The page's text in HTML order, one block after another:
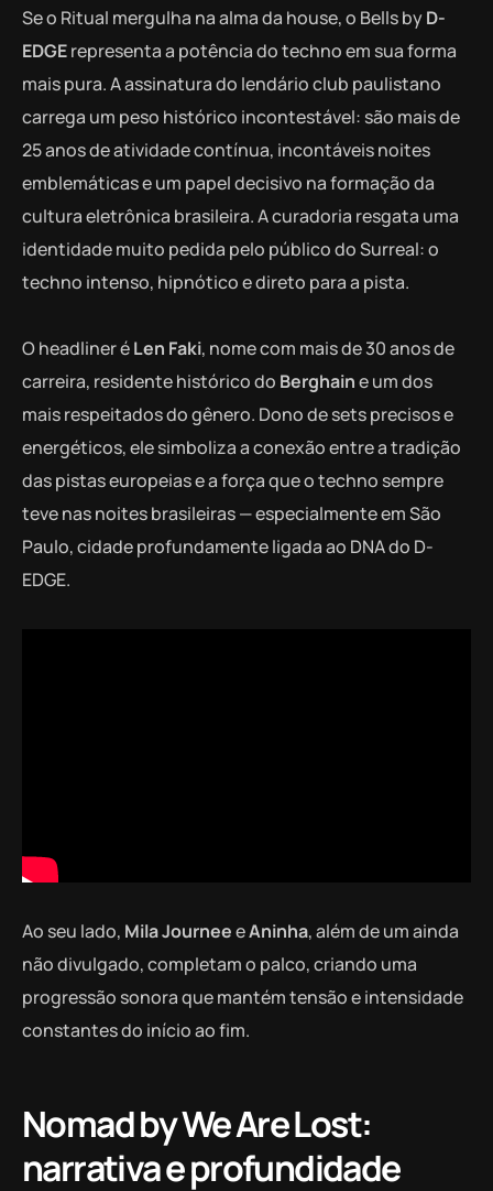
Se o Ritual mergulha na alma da house, o Bells byD-
EDGErepresenta a potência do techno em sua forma
mais pura. A assinatura do lendário club paulistano
carrega um peso histórico incontestável: são mais de
25 anos de atividade contínua, incontáveis noites
emblemáticas e um papel decisivo na formação da
cultura eletrônica brasileira. A curadoria resgata uma
identidade muito pedida pelo público do Surreal: o
techno intenso, hipnótico e direto para a pista.
O headliner éLen Faki, nome com mais de 30 anos de
carreira, residente histórico do Berghaine um dos
mais respeitados do gênero. Dono de sets precisos e
energéticos, ele simboliza a conexão entre a tradição
das pistas europeias e a força que o techno sempre
teve nas noites brasileiras — especialmente em São
Paulo, cidade profundamente ligada ao DNA do D-
EDGE.
Ao seu lado, Mila JourneeeAninha, além de um ainda
não divulgado, completam o palco, criando uma
progressão sonora que mantém tensão e intensidade
constantes do início ao fim.
Nomad by We Are Lost:
narrativa e profundidade